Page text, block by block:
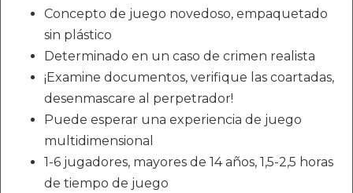
Concepto de juego novedoso, empaquetado
sin plástico
Determinado en un caso de crimen realista
¡Examine documentos, verifique las coartadas,
desenmascare al perpetrador!
Puede esperar una experiencia de juego
multidimensional
1-6 jugadores, mayores de 14 años, 1,5-2,5 horas
de tiempo de juego